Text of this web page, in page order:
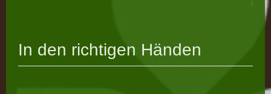
In den richtigen Händen